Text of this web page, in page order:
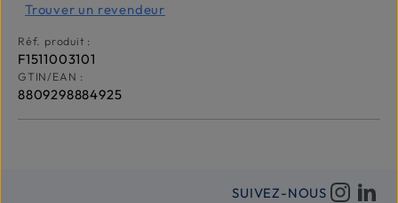
Trouver un revendeur
Réf. produit :
F1511003101
GTIN/EAN :
8809298884925
SUIVEZ-NOUS